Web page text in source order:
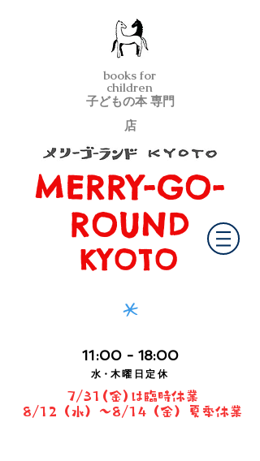
子どもの本 専門
店
books for
children
メリーゴーランド京都
MERRY-GO-
ROUND
KYOTO
*
11 :00 - 18:00
水・ 木曜日定休
7/31(金)は臨時休業
8/12（水）〜8/14（金）夏季休業